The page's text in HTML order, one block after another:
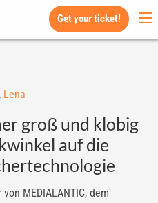
Get your ticket!
Lena
groß und klobig
auf die
MEDIALANTIC, dem